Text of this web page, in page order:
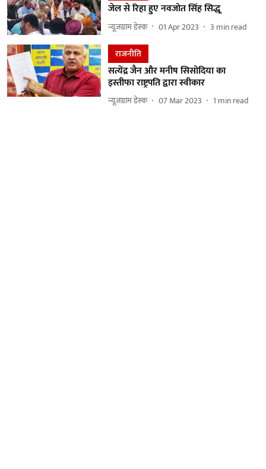
जेल से रिहा हुए नवजोत सिंह सिद्धू
न्यूज़ग्राम डेस्क 01 Apr 2023 3 min read
राजनीति
सत्येंद्र जैन और मनीष सिसोदिया का
इस्तीफा राष्ट्रपति द्वारा स्वीकार
न्यूज़ग्राम डेस्क 07 Mar 2023 1 min read